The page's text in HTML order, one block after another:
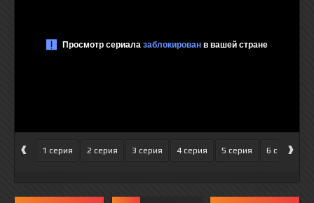
‹ 1 серия 2 серия 3 серия 4 серия 5 серия 6 серия
›